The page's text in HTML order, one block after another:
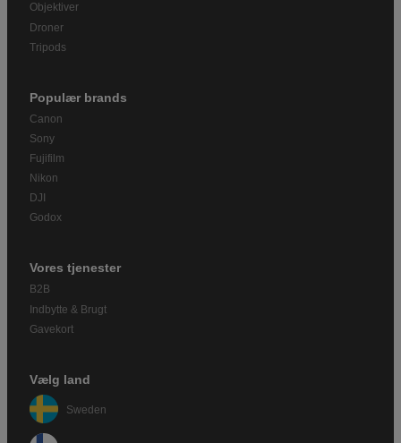
Objektiver
Droner
Tripods
Populær brands
Canon
Sony
Fujifilm
Nikon
DJI
Godox
Vores tjenester
B2B
Indbytte & Brugt
Gavekort
Vælg land
Sweden